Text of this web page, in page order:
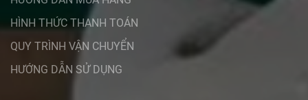
HÌNH THỨC THANH TOÁN
QUY TRÌNH VẬN CHUYỂN
HƯỚNG DẪN SỬ DỤNG